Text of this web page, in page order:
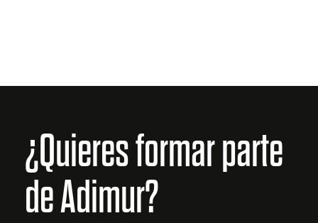
¿Quieres formar parte
de Adimur?